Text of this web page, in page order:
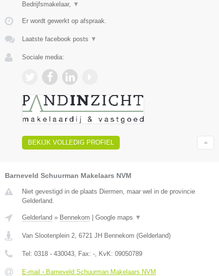
Bedrijfsmakelaar, ▼
Er wordt gewerkt op afspraak.
Laatste facebook posts ▼
Sociale media:
BEKIJK VOLLEDIG PROFIEL
Barneveld Schuurman Makelaars NVM
Niet gevestigd in de plaats Diermen, maar wel in de provincie
Gelderland.
Gelderland » Bennekom | Google maps ▼
Van Slootenplein 2 6721 JH Bennekom (Gelderland)
Tel: 0318 - 430043 , Fax: - , KvK: 09050789
E-mail › Barneveld Schuurman Makelaars NVM